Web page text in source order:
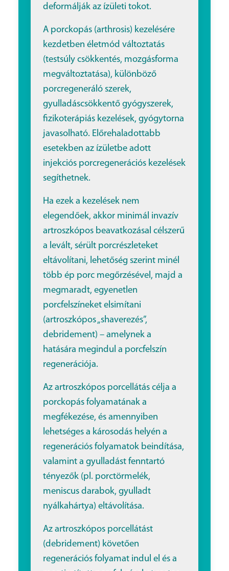
deformálják az ízületi tokot.
A porckopás (arthrosis) kezelésére
kezdetben életmód változtatás
(testsúly csökkentés, mozgásforma
megváltoztatása), különböző
porcregeneráló szerek,
gyulladáscsökkentő gyógyszerek,
fizikoterápiás kezelések, gyógytorna
javasolható. Előrehaladottabb
esetekben az ízületbe adott
injekciós porcregenerációs kezelések
segíthetnek.
Ha ezek a kezelések nem
elegendőek, akkor minimál invazív
artroszkópos beavatkozásal célszerű
a levált, sérült porcrészleteket
eltávolítani, lehetőség szerint minél
több ép porc megőrzésével, majd a
megmaradt, egyenetlen
porcfelszíneket elsimítani
(artroszkópos „shaverezés”,
debridement) – amelynek a
hatására megindul a porcfelszín
regenerációja.
Az artroszkópos porcellátás célja a
porckopás folyamatának a
megfékezése, és amennyiben
lehetséges a károsodás helyén a
regenerációs folyamatok beindítása,
valamint a gyulladást fenntartó
tényezők (pl. porctörmelék,
meniscus darabok, gyulladt
nyálkahártya) eltávolítása.
Az artroszkópos porcellátást
(debridement) követően
regenerációs folyamat indul el és a